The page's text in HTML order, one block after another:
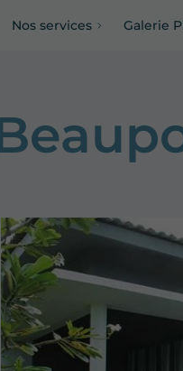
Nos services Galerie